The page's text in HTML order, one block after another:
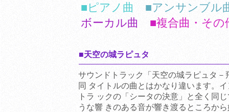
■ピアノ曲
■アンサンブル
ボーカル曲
■複合曲・その
■天空の城ラピュタ
サウンドトラック「天空の城ラピュタ－
同 タイトルの曲とはかなり違います。
トラ ックの「シータの決意」と全く同
うな響 きのある音が響き渡るところか